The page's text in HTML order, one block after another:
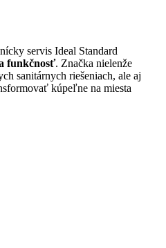
servis Ideal Standard
funkčnosť. Značka nielenže
sanitárnych riešeniach, ale aj
kúpeľne na miesta